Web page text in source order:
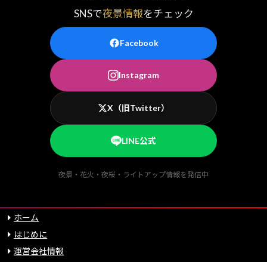
SNSで夜景情報をチェック
Facebook
Instagram
X（旧Twitter）
LINE公式
夜景・花火・夜桜・ライトアップ情報を発信中
ホーム
はじめに
運営会社情報